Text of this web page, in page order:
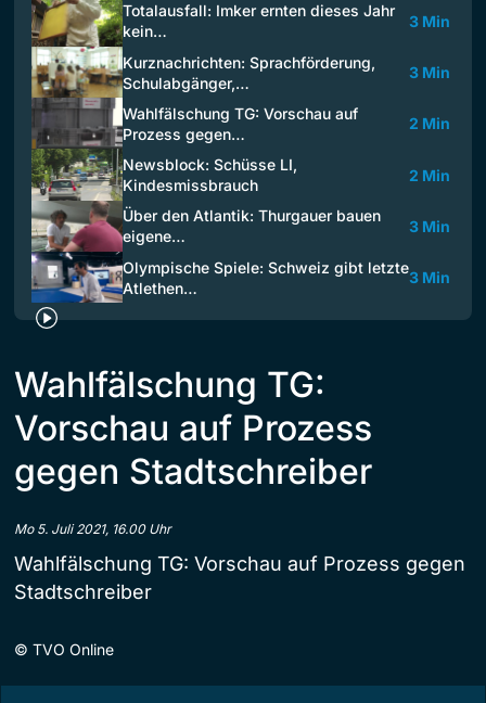
Totalausfall: Imker ernten dieses Jahr
kein…
3 Min
Kurznachrichten: Sprachförderung,
Schulabgänger,…
3 Min
Wahlfälschung TG: Vorschau auf
Prozess gegen…
2 Min
Newsblock: Schüsse LI,
Kindesmissbrauch
2 Min
Über den Atlantik: Thurgauer bauen
eigene…
3 Min
Olympische Spiele: Schweiz gibt letzte
Atlethen…
3 Min
Wahlfälschung TG:
Vorschau auf Prozess
gegen Stadtschreiber
Mo 5. Juli 2021, 16.00 Uhr
Wahlfälschung TG: Vorschau auf Prozess gegen
Stadtschreiber
© TVO Online